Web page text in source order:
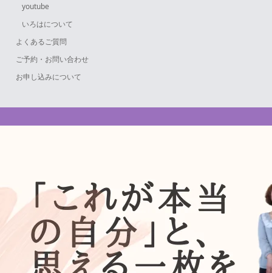
youtube
いろはについて
よくあるご質問
ご予約・お問い合わせ
お申し込みについて